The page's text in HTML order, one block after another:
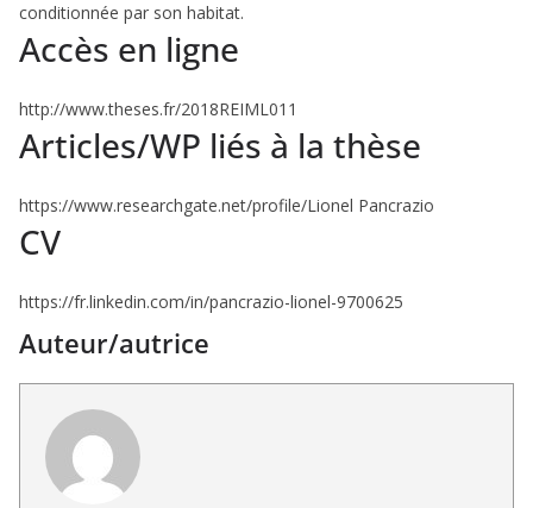
conditionnée par son habitat.
Accès en ligne
http://www.theses.fr/2018REIML011
Articles/WP liés à la thèse
https://www.researchgate.net/profile/Lionel Pancrazio
CV
https://fr.linkedin.com/in/pancrazio-lionel-9700625
Auteur/autrice